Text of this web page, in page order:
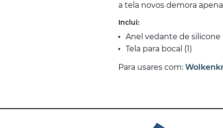
a tela novos demora
Inclui:
Anel vedante de silicone
Tela para bocal (1)
Para usares com: